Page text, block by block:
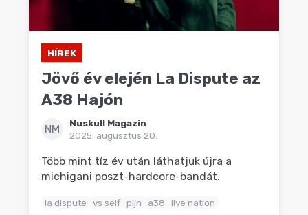
HÍREK
Jövő év elején La Dispute az
A38 Hajón
NM
Nuskull Magazin
2025. augusztus 20.
Több mint tíz év után láthatjuk újra a
michigani poszt-hardcore-bandát.
la dispute vs self pijn a38 live nation